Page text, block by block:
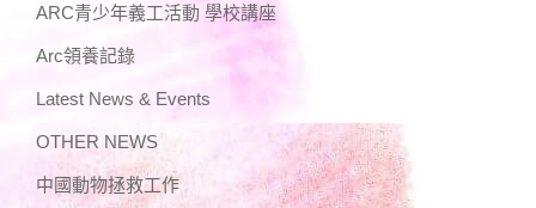
ARC青少年義工活動 學校講座
Arc領養記錄
Latest News & Events
OTHER NEWS
中國動物拯救工作